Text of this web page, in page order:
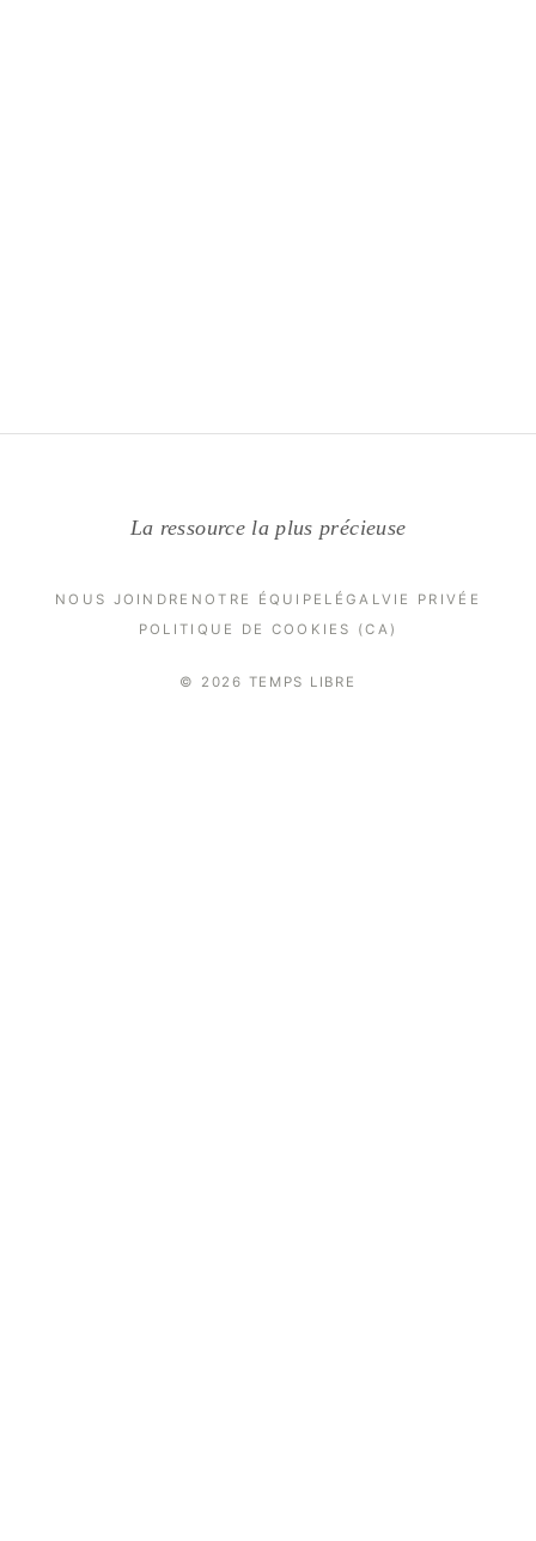
La ressource la plus précieuse
NOUS JOINDRE NOTRE ÉQUIPE LÉGAL VIE PRIVÉE
POLITIQUE DE COOKIES (CA)
© 2026 TEMPS LIBRE